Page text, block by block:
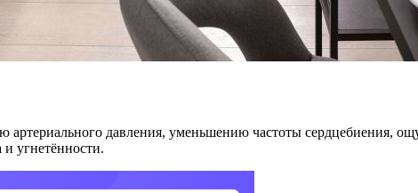
давления, уменьшению частоты сердцебиения,
и угнетённости.